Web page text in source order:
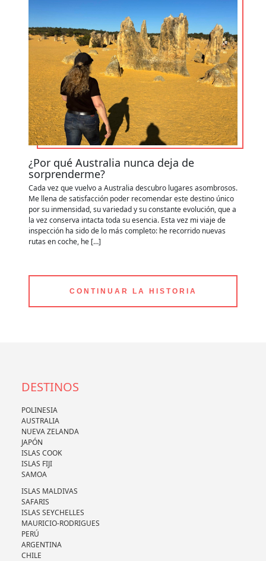
¿Por qué Australia nunca deja de
sorprenderme?
Cada vez que vuelvo a Australia descubro lugares asombrosos.
Me llena de satisfacción poder recomendar este destino único
por su inmensidad, su variedad y su constante evolución, que a
la vez conserva intacta toda su esencia. Esta vez mi viaje de
inspección ha sido de lo más completo: he recorrido nuevas
rutas en coche, he […]
CONTINUAR LA HISTORIA
DESTINOS
POLINESIA
AUSTRALIA
NUEVA ZELANDA
JAPÓN
ISLAS COOK
ISLAS FIJI
SAMOA
ISLAS MALDIVAS
SAFARIS
ISLAS SEYCHELLES
MAURICIO-RODRIGUES
PERÚ
ARGENTINA
CHILE